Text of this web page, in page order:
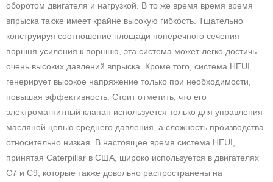
оборотом двигателя и нагрузкой. В то же время время время
впрыска также имеет крайне высокую гибкость. Тщательно
конструируя соотношение площади поперечного сечения
поршня усиления к поршню, эта система может легко достичь
очень высоких давлений впрыска. Кроме того, система HEUI
генерирует высокое напряжение только при необходимости,
повышая эффективность. Стоит отметить, что его
электромагнитный клапан используется только для управления
масляной цепью среднего давления, а сложность производства
относительно низкая. В настоящее время система HEUI,
принятая Caterpillar в США, широко используется в двигателях
C7 и C9, которые также довольно распространены на